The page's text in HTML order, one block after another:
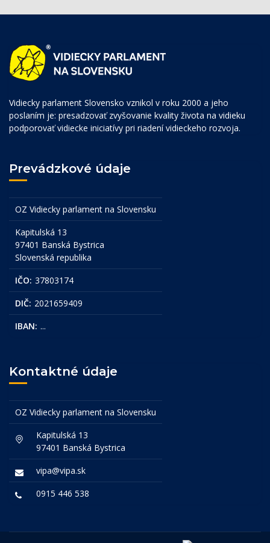
Vidiecky parlament Slovensko vznikol v roku 2000 a jeho
poslaním je: presadzovať zvyšovanie kvality života na vidieku
podporovať vidiecke iniciatívy pri riadení vidieckeho rozvoja.
Prevádzkové údaje
OZ Vidiecky parlament na Slovensku
Kapitulská 13
97401 Banská Bystrica
Slovenská republika
IČO: 37803174
DIČ: 2021659409
IBAN: ...
Kontaktné údaje
OZ Vidiecky parlament na Slovensku
Kapitulská 13
97401 Banská Bystrica
vipa@vipa.sk
0915 446 538